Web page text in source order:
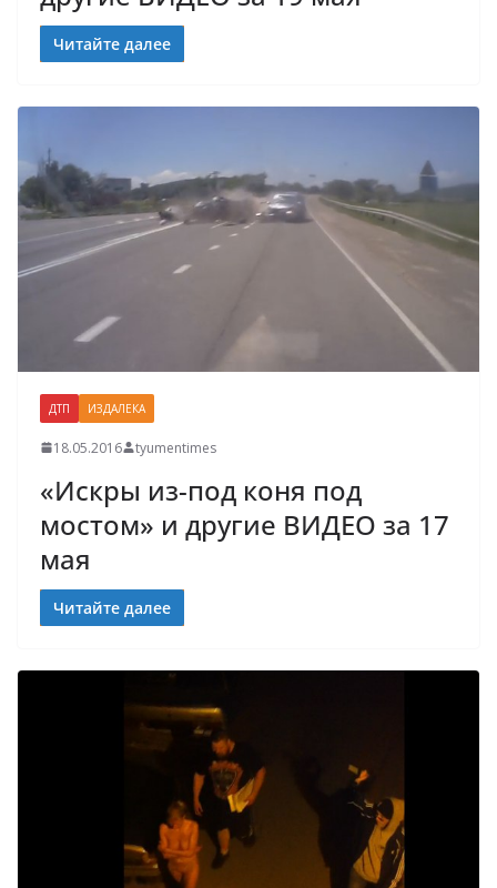
Читайте далее
ДТП ИЗДАЛЕКА
18.05.2016 tyumentimes
«Искры из-под коня под
мостом» и другие ВИДЕО за 17
мая
Читайте далее